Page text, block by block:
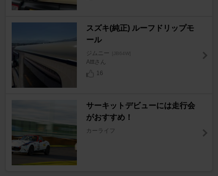
スズキ(純正) ルーフドリップモ
ール
ジムニー [JB64W]
Atttさん
16
サーキットデビューには走行会
がおすすめ！
カーライフ